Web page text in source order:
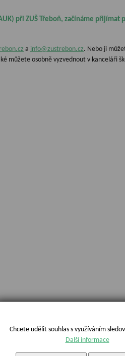
při ZUŠ Třeboň, začínáme přijímat
a info@zustrebon.cz. Nebo ji
můžete osobně vyzvednout v kanceláři
Chcete udělit souhlas s využíváním
Další informace